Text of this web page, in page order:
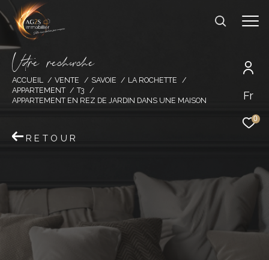
Fr
0
Vore recece
ACCUEIL VENTE SAVOIE
LA ROCHETTE
APPARTEMENT
T3
APPARTEMENT EN REZ DE JARDIN DANS UNE MAISON
RETOUR